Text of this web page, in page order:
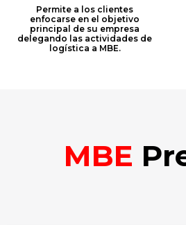
Permite a los clientes
enfocarse en el objetivo
principal de su empresa
delegando las actividades de
logística a MBE.
MBE